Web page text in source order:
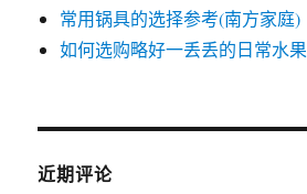
常用锅具的选择参考(南方家庭)
如何选购略好一丢丢的日常水果
近期评论